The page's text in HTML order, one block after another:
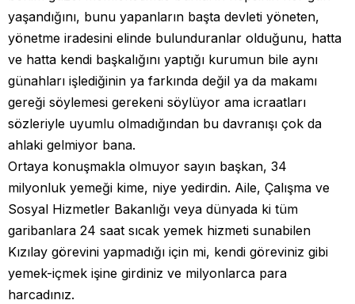
yaşandığını, bunu yapanların başta devleti yöneten,
yönetme iradesini elinde bulunduranlar olduğunu, hatta
ve hatta kendi başkalığını yaptığı kurumun bile aynı
günahları işlediğinin ya farkında değil ya da makamı
gereği söylemesi gerekeni söylüyor ama icraatları
sözleriyle uyumlu olmadığından bu davranışı çok da
ahlaki gelmiyor bana.
Ortaya konuşmakla olmuyor sayın başkan, 34
milyonluk yemeği kime, niye yedirdin. Aile, Çalışma ve
Sosyal Hizmetler Bakanlığı veya dünyada ki tüm
garibanlara 24 saat sıcak yemek hizmeti sunabilen
Kızılay görevini yapmadığı için mi, kendi göreviniz gibi
yemek-içmek işine girdiniz ve milyonlarca para
harcadınız.